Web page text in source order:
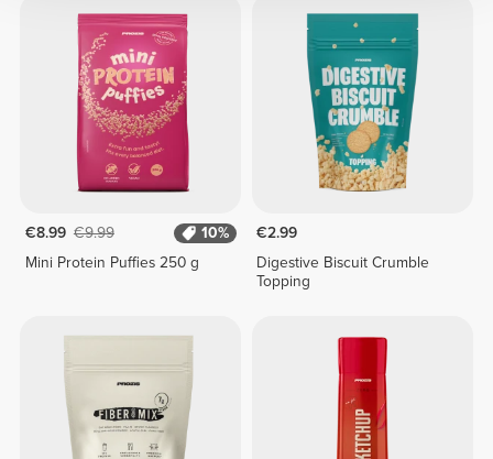
€8.99 €9.99
10%
Mini Protein Puffies 250 g
€2.99
Digestive Biscuit Crumble
Topping